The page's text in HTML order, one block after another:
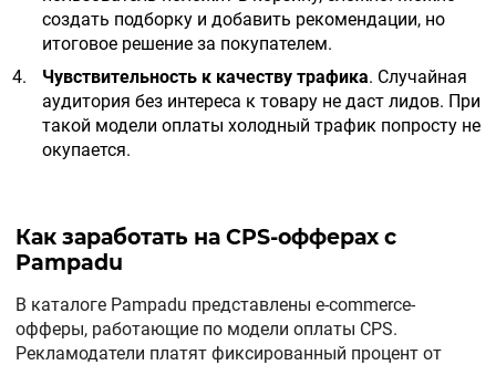
создать подборку и добавить рекомендации, но
итоговое решение за покупателем.
Чувствительность к качеству трафика. Случайная
аудитория без интереса к товару не даст лидов. При
такой модели оплаты холодный трафик попросту не
окупается.
Как заработать на CPS-офферах с
Pampadu
В каталоге Pampadu представлены e-commerce-
офферы, работающие по модели оплаты CPS.
Рекламодатели платят фиксированный процент от